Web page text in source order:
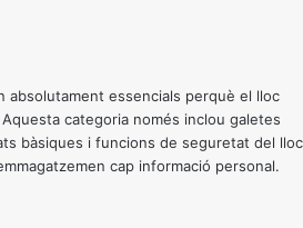
absolutament essencials perquè el lloc
categoria només inclou galetes
bàsiques i funcions de seguretat del lloc
cap informació personal.